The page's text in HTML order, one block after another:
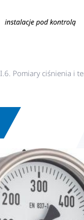
I.6. Pomiary ciśnienia i